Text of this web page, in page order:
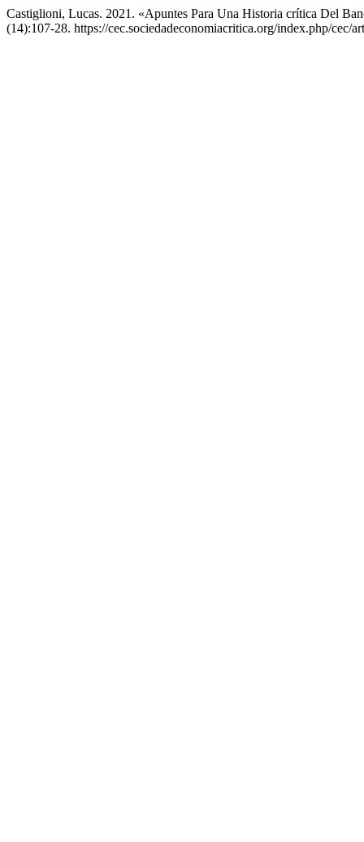
Castiglioni, Lucas. 2021. «Apuntes Para Una Historia crítica Del
(14):107-28. https://cec.sociedadeconomiacritica.org/index.php/cec/